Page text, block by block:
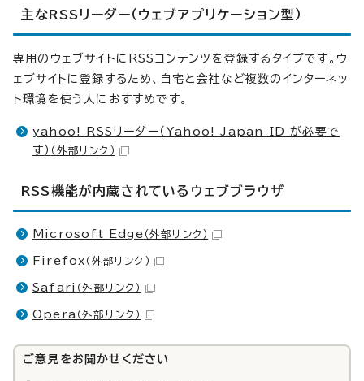
主なRSSリーダー（ウェブアプリケーション型）
専用のウェブサイトにRSSコンテンツを登録するタイプです。ウ
ェブサイトに登録するため、自宅と会社など複数のインターネッ
ト環境を使う人におすすめです。
yahoo! RSSリーダー（Yahoo! Japan ID が必要で
す） （外部リンク）
RSS機能が内蔵されているウェブブラウザ
Microsoft Edge （外部リンク）
Firefox （外部リンク）
Safari （外部リンク）
Opera （外部リンク）
ご意見をお聞かせください